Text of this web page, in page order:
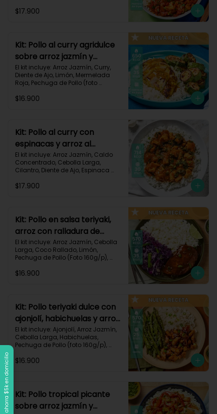
Pollo (foto 160g/p), Pimentón Verde,
Carbohidratos 79g | Grasas 21g |
Proteínas 42g
$17.900
Kit: Pollo al curry agridulce
sobre arroz jazmín y
zucchini horneado-148
El kit incluye: Arroz Jazmín, Curry,
Diente de Ajo, Limón, Mermelada
Roja, Pechuga de Pollo (foto
Verde, Receta Impresa.
$16.900
Kit: Pollo al curry con
espinacas y arroz al
cilantro-93
El kit incluye: Arroz Jazmín, Caldo
Concentrado, Cebolla Larga,
Cilantro, Diente de Ajo, Espinaca
Pechuga (foto 160g/p), Tomates
Protaínas 40g
$17.900
Kit: Pollo en salsa teriyaki,
arroz con ralladura de
coco y repollo salteado-
143
El kit incluye: Arroz Jazmín, Cebolla
Larga, Coco Rallado, Limón,
Pechuga de Pollo (Foto 160g/p),
Receta Impresa
$16.900
Kit: Pollo teriyaki dulce con
ajonjolí, habichuelas y arroz
jazmín-149
El kit incluye: Ajonjolí, Arroz Jazmín,
Cebolla Larga, Habichuelas,
Pechuga de Pollo (foto 160g/p),
Paprika, Receta Impresa.
$16.900
Kit: Pollo tropical picante
sobre arroz jazmín y